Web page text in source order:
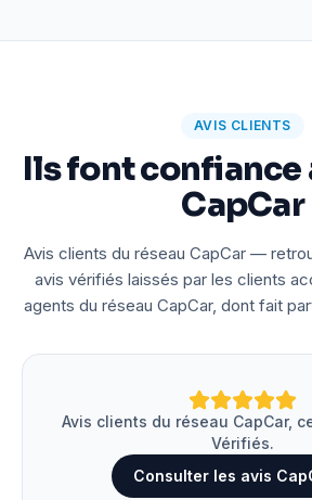
AVIS CLIENTS
Ils font confiance
CapCar
Avis clients du réseau CapCar —
avis vérifiés laissés par les clients
agents du réseau CapCar, dont fait
Avis clients du réseau CapCar,
Vérifiés.
Consulter les avis